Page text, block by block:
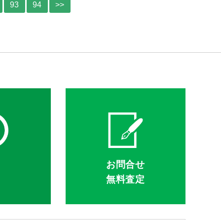
93 94 >>
お問合せ
無料査定